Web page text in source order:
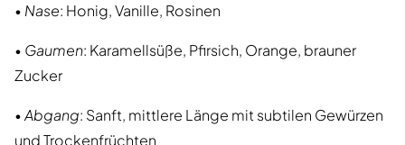
• Nase: Honig, Vanille, Rosinen
• Gaumen: Karamellsüße, Pfirsich, Orange, brauner
Zucker
•Abgang: Sanft, mittlere Länge mit subtilen Gewürzen
und Trockenfrüchten